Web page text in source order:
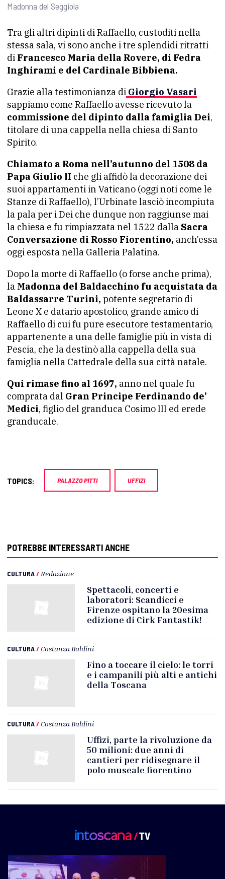
Madonna del Seggiola
Tra gli altri dipinti di Raffaello, custoditi nella
stessa sala, vi sono anche i tre splendidi ritratti
di Francesco Maria della Rovere, di Fedra
Inghirami e del Cardinale Bibbiena.
Grazie alla testimonianza di Giorgio Vasari
sappiamo come Raffaello avesse ricevuto la
commissione del dipinto dalla famiglia Dei,
titolare di una cappella nella chiesa di Santo
Spirito.
Chiamato a Roma nell’autunno del 1508 da
Papa Giulio II che gli affidò la decorazione dei
suoi appartamenti in Vaticano (oggi noti come le
Stanze di Raffaello), l’Urbinate lasciò incompiuta
la pala per i Dei che dunque non raggiunse mai
la chiesa e fu rimpiazzata nel 1522 dalla Sacra
Conversazione di Rosso Fiorentino, anch’essa
oggi esposta nella Galleria Palatina.
Dopo la morte di Raffaello (o forse anche prima),
la Madonna del Baldacchino fu acquistata da
Baldassarre Turini, potente segretario di
Leone X e datario apostolico, grande amico di
Raffaello di cui fu pure esecutore testamentario,
appartenente a una delle famiglie più in vista di
Pescia, che la destinò alla cappella della sua
famiglia nella Cattedrale della sua città natale.
Qui rimase fino al 1697, anno nel quale fu
comprata dal Gran Principe Ferdinando de’
Medici, figlio del granduca Cosimo III ed erede
granducale.
TOPICS: PALAZZO PITTI UFFIZI
POTREBBE INTERESSARTI ANCHE
CULTURA/ Redazione
Spettacoli, concerti e
laboratori: Scandicci e
Firenze ospitano la 20esima
edizione di Cirk Fantastik!
CULTURA/ Costanza Baldini
Fino a toccare il cielo: le torri
e i campanili più alti e antichi
della Toscana
CULTURA/ Costanza Baldini
Uffizi, parte la rivoluzione da
50 milioni: due anni di
cantieri per ridisegnare il
polo museale fiorentino